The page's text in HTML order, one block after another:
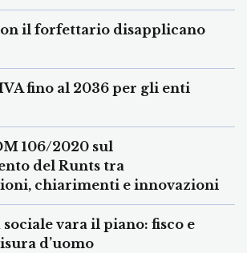
il forfettario disapplicano
fino al 2036 per gli enti
106/2020 sul
del Runts tra
chiarimenti e innovazioni
sociale vara il piano: fisco e
d’uomo